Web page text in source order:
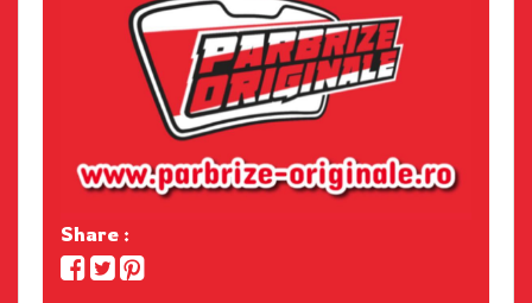
Share :